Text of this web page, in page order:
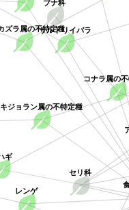
レンゲ
サルトリイバラ
セリ科
ギ
ズラ属の不特定種
キジョラン属の不特定種
ブナ科
コナラ属の